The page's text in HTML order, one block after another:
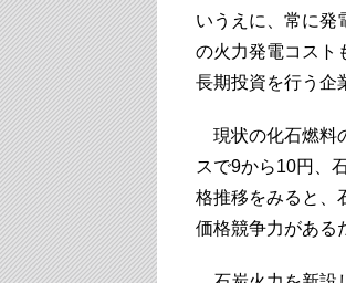
いうえに、常に発
の火力発電コスト
長期投資を行う企
現状の化石燃料
スで9から10円、
格推移をみると、
価格競争力がある